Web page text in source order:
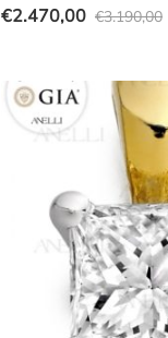
€3.190,00
Il
originale
era:
€3.190,00.
€2.470,00
Il
attuale
€2.470,00.